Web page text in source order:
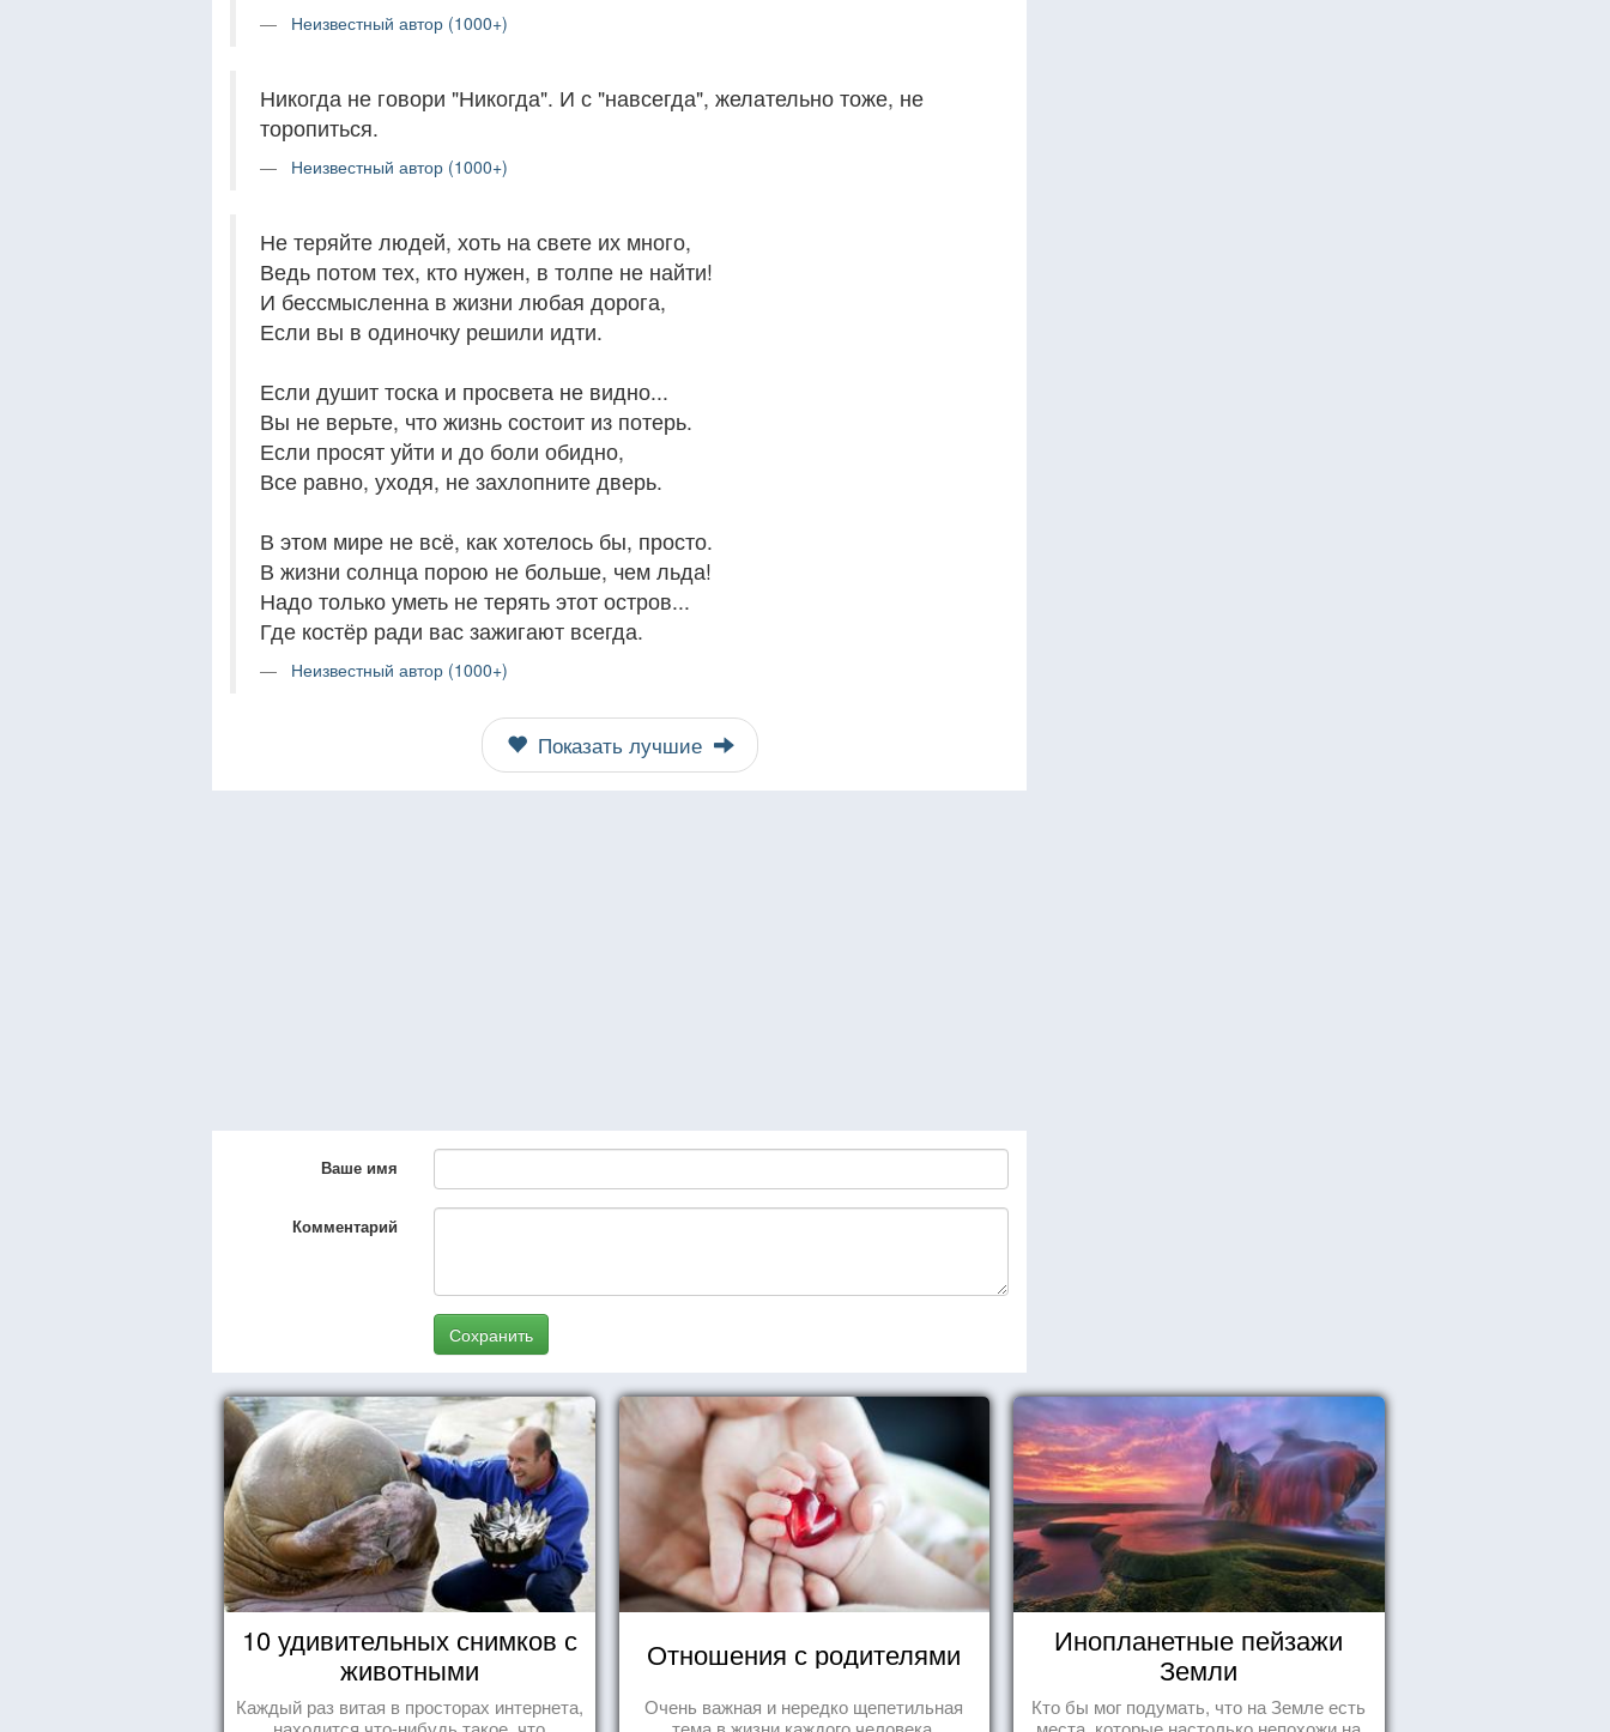
Неизвестный автор (1000+)
Никогда не говори "Никогда". И с "навсегда", желательно тоже, не
торопиться.
Неизвестный автор (1000+)
Не теряйте людей, хоть на свете их много,
Ведь потом тех, кто нужен, в толпе не найти!
И бессмысленна в жизни любая дорога,
Если вы в одиночку решили идти.
Если душит тоска и просвета не видно...
Вы не верьте, что жизнь состоит из потерь.
Если просят уйти и до боли обидно,
Все равно, уходя, не захлопните дверь.
В этом мире не всё, как хотелось бы, просто.
В жизни солнца порою не больше, чем льда!
Надо только уметь не терять этот остров...
Где костёр ради вас зажигают всегда.
Неизвестный автор (1000+)
Показать лучшие
Ваше имя
Комментарий
Сохранить
10 удивительных снимков с
животными
Каждый раз витая в просторах интернета,
Отношения с родителями
Очень важная и нередко щепетильная
Инопланетные пейзажи
Земли
Кто бы мог подумать, что на Земле есть